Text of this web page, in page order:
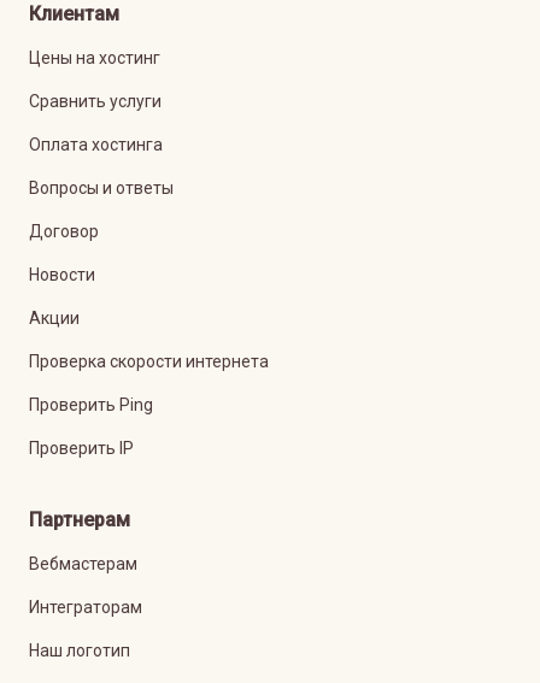
Клиентам
Цены на хостинг
Сравнить услуги
Оплата хостинга
Вопросы и ответы
Договор
Новости
Акции
Проверка скорости интернета
Проверить Ping
Проверить IP
Партнерам
Вебмастерам
Интеграторам
Наш логотип